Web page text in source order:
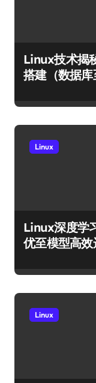
Linux技术揭
搭建（数据库
Linux
Linux深度学
优至模型高
Linux